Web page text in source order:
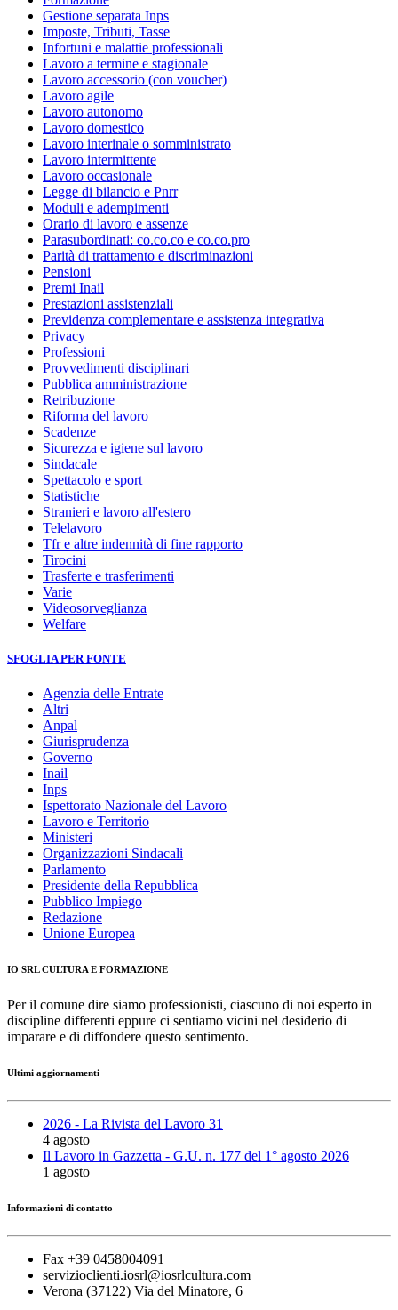
Gestione separata Inps
Imposte, Tributi, Tasse
Infortuni e malattie professionali
Lavoro a termine e stagionale
Lavoro accessorio (con voucher)
Lavoro agile
Lavoro autonomo
Lavoro domestico
Lavoro interinale o somministrato
Lavoro intermittente
Lavoro occasionale
Legge di bilancio e Pnrr
Moduli e adempimenti
Orario di lavoro e assenze
Parasubordinati: co.co.co e co.co.pro
Parità di trattamento e discriminazioni
Pensioni
Premi Inail
Prestazioni assistenziali
Previdenza complementare e assistenza integrativa
Privacy
Professioni
Provvedimenti disciplinari
Pubblica amministrazione
Retribuzione
Riforma del lavoro
Scadenze
Sicurezza e igiene sul lavoro
Sindacale
Spettacolo e sport
Statistiche
Stranieri e lavoro all'estero
Telelavoro
Tfr e altre indennità di fine rapporto
Tirocini
Trasferte e trasferimenti
Varie
Videosorveglianza
Welfare
SFOGLIA PER FONTE
Agenzia delle Entrate
Altri
Anpal
Giurisprudenza
Governo
Inail
Inps
Ispettorato Nazionale del Lavoro
Lavoro e Territorio
Ministeri
Organizzazioni Sindacali
Parlamento
Presidente della Repubblica
Pubblico Impiego
Redazione
Unione Europea
IO SRL CULTURA E FORMAZIONE
Per il comune dire siamo professionisti, ciascuno di noi esperto in
discipline differenti eppure ci sentiamo vicini nel desiderio di
imparare e di diffondere questo sentimento.
Ultimi aggiornamenti
2026 - La Rivista del Lavoro 31
4 agosto
Il Lavoro in Gazzetta - G.U. n. 177 del 1° agosto 2026
1 agosto
Informazioni di contatto
Fax +39 0458004091
servizioclienti.iosrl@iosrlcultura.com
Verona (37122) Via del Minatore, 6